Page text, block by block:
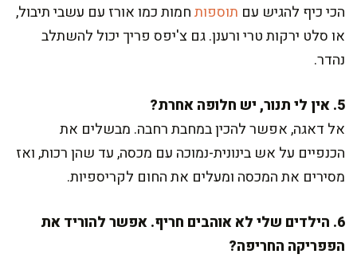
הכי כיף להגיש עם תוספותחמות כמו אורז עם עשבי תיבול,
או סלט ירקות טרי ורענן. גם צ'יפס פריך יכול להשתלב
נהדר.
5. אין לי תנור, יש חלופה אחרת?
אל דאגה, אפשר להכין במחבת רחבה. מבשלים את
הכנפיים על אש בינונית-נמוכה עם מכסה, עד שהן רכות, ואז
מסירים את המכסה ומעלים את החום לקריספיות.
6. הילדים שלי לא אוהבים חריף. אפשר להוריד את
הפפריקה החריפה?